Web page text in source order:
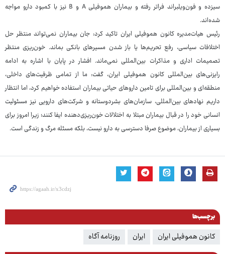
سیزده و فون‌ویلبراند فراتر رفته و بیماران هموفیلی A و B نیز با کمبود دارو مواجه
شده‌اند.
رئیس هیات‌مدیره کانون هموفیلی ایران تاکید کرد: جان بیماران نمی‌تواند منتظر حل
اختلافات سیاسی، رفع تحریم‌ها یا باز شدن مسیرهای بانکی بماند. خون‌ریزی منتظر
تصمیمات اداری و مذاکرات بین‌المللی نمی‌ماند. افشار در پایان با اشاره به ادامه
رایزنی‌های بین‌المللی کانون هموفیلی ایران، گفت: ما از تمامی ظرفیت‌های داخلی،
منطقه‌ای و بین‌المللی برای تامین داروهای حیاتی بیماران استفاده خواهیم کرد، اما انتظار
داریم نهادهای بین‌المللی، سازمان‌های بشردوستانه و شرکت‌های دارویی نیز مسئولیت
انسانی خود را در قبال بیماران مبتلا به اختلالات خون‌ریزی‌دهنده ایفا کنند؛ زیرا امروز برای
بسیاری از بیماران، موضوع صرفا دسترسی به دارو نیست، بلکه مسئله مرگ و زندگی است.
برچسب‌ها
کانون هموفیلی ایران ایران روزنامه آگاه